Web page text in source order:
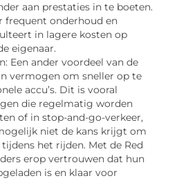
aan prestaties in te boeten.
frequent onderhoud en
in lagere kosten op
eigenaar.
Een ander voordeel van de
vermogen om sneller op te
accu’s. Dit is vooral
die regelmatig worden
of in stop-and-go-verkeer,
niet de kans krijgt om
het rijden. Met de Red
erop vertrouwen dat hun
is en klaar voor